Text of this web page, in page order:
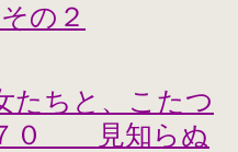
の２
たちと、こたつ
０ 見知らぬ